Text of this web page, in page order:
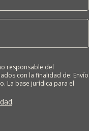
responsable del
con la finalidad de: Envío
La base jurídica para el
tiene derecho a solicitar el
oposición o
.